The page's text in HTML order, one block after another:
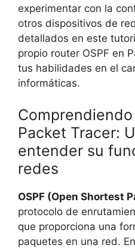
experimentar con la
otros dispositivos de
detallados en este
propio router OSPF en
tus habilidades en el
informáticas.
Comprendiendo
Packet Tracer:
entender su
redes
OSPF (Open Shortest
protocolo de
que proporciona una
paquetes en una red.